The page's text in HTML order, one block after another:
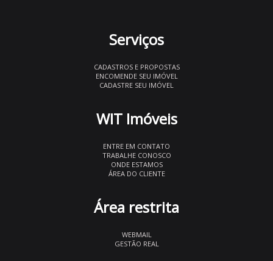
Serviços
CADASTROS E PROPOSTAS
ENCOMENDE SEU IMÓVEL
CADASTRE SEU IMÓVEL
WIT Imóveis
ENTRE EM CONTATO
TRABALHE CONOSCO
ONDE ESTAMOS
ÁREA DO CLIENTE
Área restrita
WEBMAIL
GESTÃO REAL